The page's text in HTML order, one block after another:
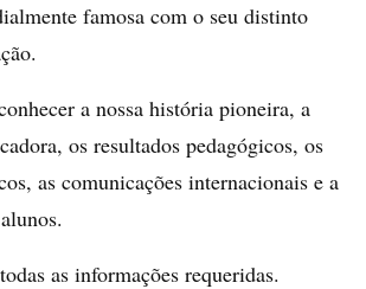
famosa com o seu distinto
a nossa história pioneira, a
os resultados pedagógicos, os
as comunicações internacionais e a
as informações requeridas.